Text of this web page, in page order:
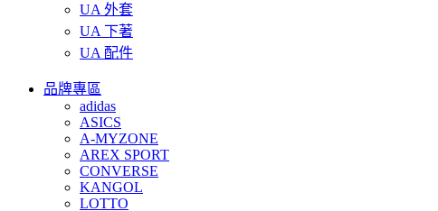
UA 外套
UA 下著
UA 配件
品牌專區
adidas
ASICS
A-MYZONE
AREX SPORT
CONVERSE
KANGOL
LOTTO